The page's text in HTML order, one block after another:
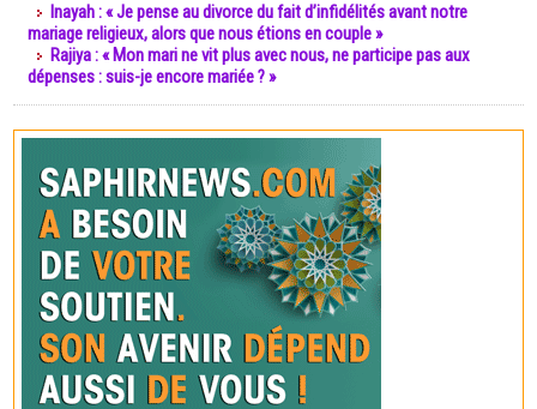
Inayah : « Je pense au divorce du fait d’infidélités avant notre
mariage religieux, alors que nous étions en couple »
Rajiya : « Mon mari ne vit plus avec nous, ne participe pas aux
dépenses : suis-je encore mariée ? »